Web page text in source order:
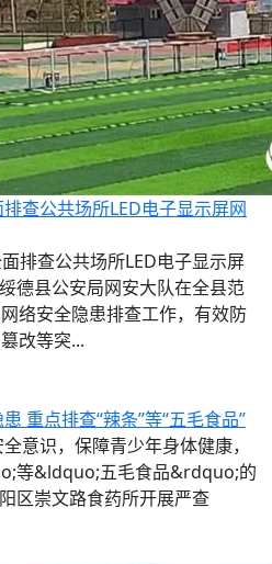
查公共场所LED电子显示屏网
查公共场所LED电子显示屏
德县公安局网安大队在全县范
络安全隐患排查工作，有效防
改等突...
重点排查“辣条”等“五毛食品”
识，保障青少年身体健康，
等&ldquo;五毛食品&rdquo;的
区崇文路食药所开展严查